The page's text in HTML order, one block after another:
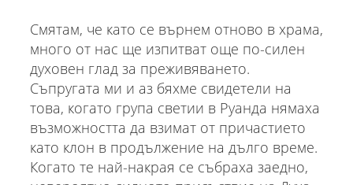
Смятам, че като се върнем отново в храма,
много от нас ще изпитват още по-силен
духовен глад за преживяването.
Съпругата ми и аз бяхме свидетели на
това, когато група светии в Руанда нямаха
възможността да взимат от причастието
като клон в продължение на дълго време.
Когато те най-накрая се събраха заедно,